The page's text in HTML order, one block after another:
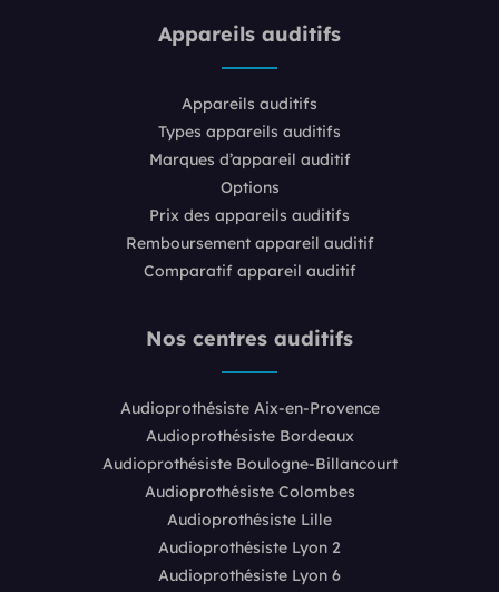
Appareils auditifs
Appareils auditifs
Types appareils auditifs
Marques d’appareil auditif
Options
Prix des appareils auditifs
Remboursement appareil auditif
Comparatif appareil auditif
Nos centres auditifs
Audioprothésiste Aix-en-Provence
Audioprothésiste Bordeaux
Audioprothésiste Boulogne-Billancourt
Audioprothésiste Colombes
Audioprothésiste Lille
Audioprothésiste Lyon 2
Audioprothésiste Lyon 6